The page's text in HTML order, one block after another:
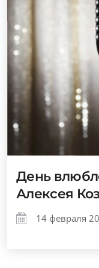
День
Алексея
14 февраля